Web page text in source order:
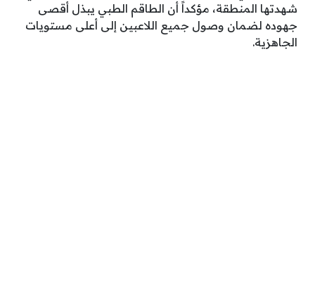
شهدتها المنطقة، مؤكداً أن الطاقم الطبي يبذل أقصى
جهوده لضمان وصول جميع اللاعبين إلى أعلى مستويات
الجاهزية.